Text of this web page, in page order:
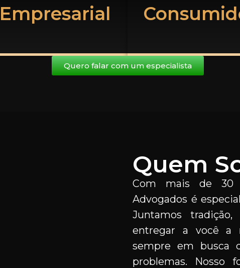
Empresarial
Quero falar com um especialista
Quem
Com mais de 30
Advogados é
Juntamos
entregar a você a
sempre em busca
problemas. Nosso